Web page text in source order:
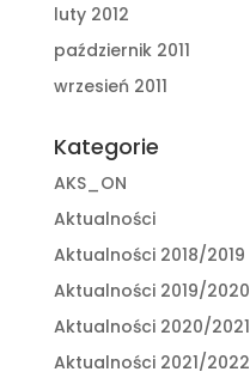
luty 2012
październik 2011
wrzesień 2011
Kategorie
AKS_ON
Aktualności
Aktualności 2018/2019
Aktualności 2019/2020
Aktualności 2020/2021
Aktualności 2021/2022